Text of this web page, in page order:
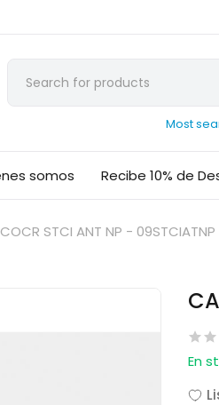
Most
somos Recibe 10% de
COCR STCI ANT NP -
En